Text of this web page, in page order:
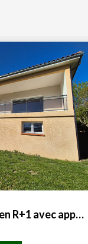
Maison neuve de 170 m² en R+1 avec appartement privatif